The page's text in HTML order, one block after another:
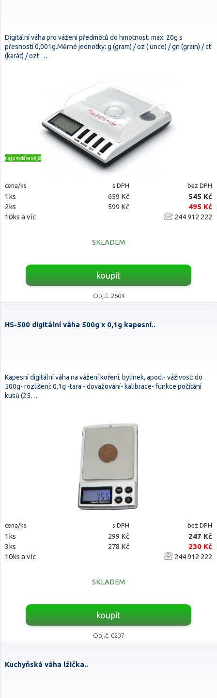
Digitální váha pro vážení předmětů do hmotnosti max. 20g s
přesností 0,001g.Měrné jednotky: g (gram) / oz ( unce) / gn (grain) / ct
(karát) / ozt …
nejprodávanější
cena/ks s DPH bez DPH
1ks 659 Kč
545 Kč
2ks
599 Kč
495 Kč
10ks a víc
244 912 222
SKLADEM
koupit
Obj.č. 2604
HS-500 digitální váha 500g x 0,1g kapesní..
Kapesní digitální váha na vážení koření, bylinek, apod.- váživost: do
500g- rozlišení: 0,1g -tara - dovažování- kalibrace- funkce počítání
kusů (25…
cena/ks s DPH bez DPH
1ks 299 Kč
247 Kč
3ks
278 Kč
230 Kč
10ks a víc
244 912 222
SKLADEM
koupit
Obj.č. 0237
Kuchyňská váha lžička..